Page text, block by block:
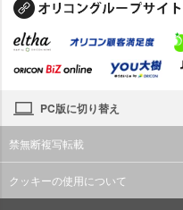
PC版に切り替え
禁無断複写転載
クッキーの使用について